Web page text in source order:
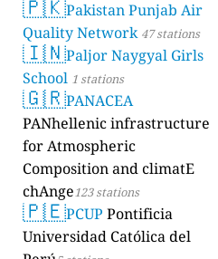
🇵🇰Pakistan Punjab Air
Quality Network 47 stations
🇮🇳Paljor Naygyal Girls
School 1 stations
🇬🇷PANACEA
PANhellenic infrastructure
for Atmospheric
Composition and climatE
chAnge 123 stations
🇵🇪PCUP Pontificia
Universidad Católica del